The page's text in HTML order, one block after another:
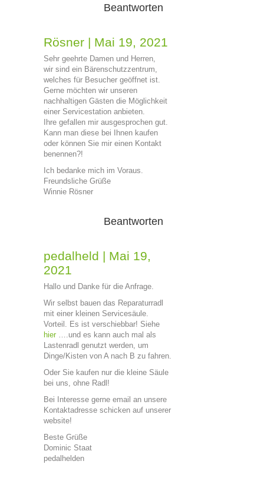
Beantworten
Rösner | Mai 19, 2021
Sehr geehrte Damen und Herren,
wir sind ein Bärenschutzzentrum,
welches für Besucher geöffnet ist.
Gerne möchten wir unseren
nachhaltigen Gästen die Möglichkeit
einer Servicestation anbieten.
Ihre gefallen mir ausgesprochen gut.
Kann man diese bei Ihnen kaufen
oder können Sie mir einen Kontakt
benennen?!
Ich bedanke mich im Voraus.
Freundsliche Grüße
Winnie Rösner
Beantworten
pedalheld | Mai 19,
2021
Hallo und Danke für die Anfrage.
Wir selbst bauen das Reparaturradl
mit einer kleinen Servicesäule.
Vorteil. Es ist verschiebbar! Siehe
hier ….und es kann auch mal als
Lastenradl genutzt werden, um
Dinge/Kisten von A nach B zu fahren.
Oder Sie kaufen nur die kleine Säule
bei uns, ohne Radl!
Bei Interesse gerne email an unsere
Kontaktadresse schicken auf unserer
website!
Beste Grüße
Dominic Staat
pedalhelden